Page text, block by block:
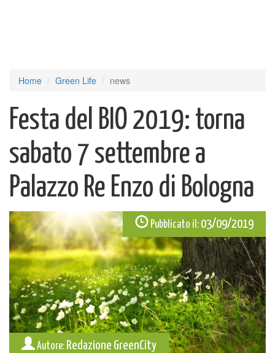
Home Green Life news
Festa del BIO 2019: torna
sabato 7 settembre a
Palazzo Re Enzo di Bologna
Pubblicato il: 03/09/2019
Autore: Redazione GreenCity